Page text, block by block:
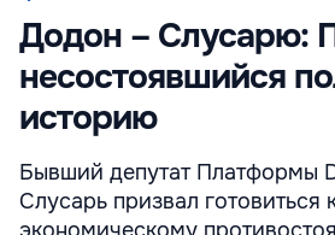
Додон – Слусарю:
несостоявшийся
историю
Бывший депутат Платформы
Слусарь призвал готовиться